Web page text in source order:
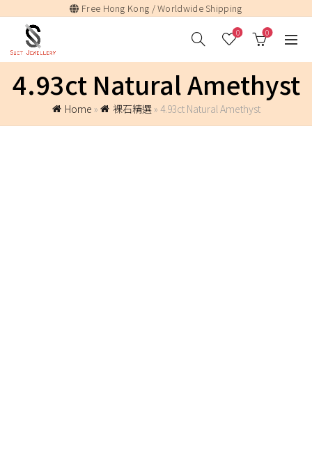
Free Hong Kong / Worldwide Shipping
0 0
4.93ct Natural Amethyst
Home » 裸石精選» 4.93ct Natural Amethyst